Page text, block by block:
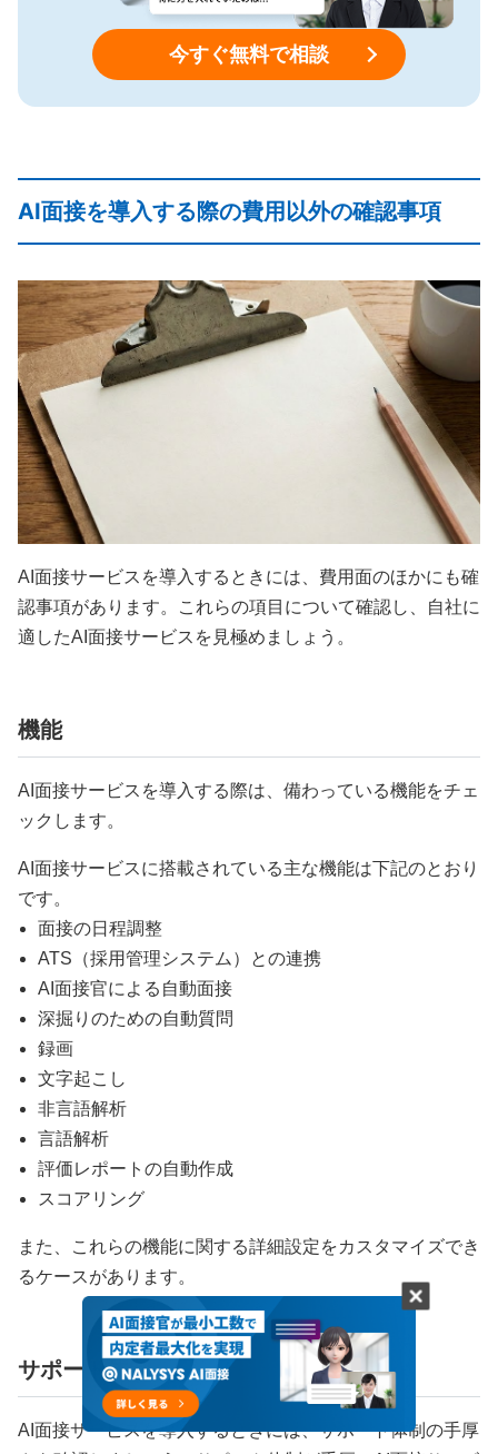
今すぐ無料で相談
AI面接を導入する際の費用以外の確認事項
AI面接サービスを導入するときには、費用面のほかにも確
認事項があります。これらの項目について確認し、自社に
適したAI面接サービスを見極めましょう。
機能
AI面接サービスを導入する際は、備わっている機能をチェ
ックします。
AI面接サービスに搭載されている主な機能は下記のとおり
です。
面接の日程調整
ATS（採用管理システム）との連携
AI面接官による自動面接
深掘りのための自動質問
録画
文字起こし
非言語解析
言語解析
評価レポートの自動作成
スコアリング
また、これらの機能に関する詳細設定をカスタマイズでき
るケースがあります。
サポート体制
AI面接サービスを導入するときには、サポート体制の手厚